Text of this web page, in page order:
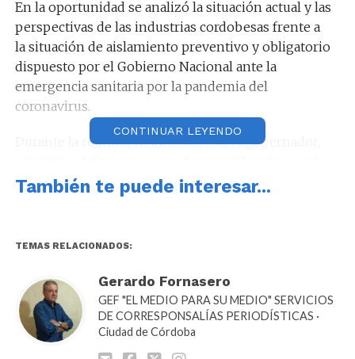
En la oportunidad se analizó la situación actual y las
perspectivas de las industrias cordobesas frente a
la situación de aislamiento preventivo y obligatorio
dispuesto por el Gobierno Nacional ante la
emergencia sanitaria por la pandemia del
coronavirus.
Durante la reunión mantenida con el gobernador,
representantes de los sectores industrial y
exportador de la provincia. Entre ellas, la prioridad
medidas que cuiden la salud de los cordobeses.
Asimismo, el apoyo a la industria provincial y la
continuidad de todas las acciones que se vienen
llevando adelante desde el Ministerio de Industria,
Comercio y Minería, para coordinar todos
los programas de asistencia que se están ejecutando
CONTINUAR LEYENDO
También te puede interesar...
TEMAS RELACIONADOS:
Gerardo Fornasero
GEF "EL MEDIO PARA SU MEDIO" SERVICIOS
DE CORRESPONSALÍAS PERIODÍSTICAS ·
Ciudad de Córdoba